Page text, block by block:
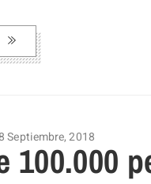
Septiembre, 2018
100.000